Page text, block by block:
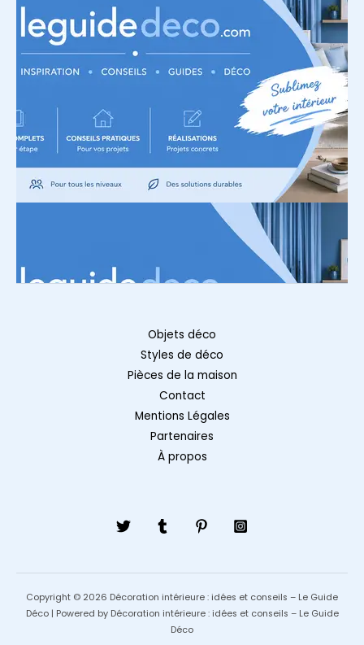
Objets déco
Styles de déco
Pièces de la maison
Contact
Mentions Légales
Partenaires
À propos
Copyright © 2026 Décoration intérieure : idées et conseils – Le Guide
Déco | Powered by Décoration intérieure : idées et conseils – Le Guide
Déco